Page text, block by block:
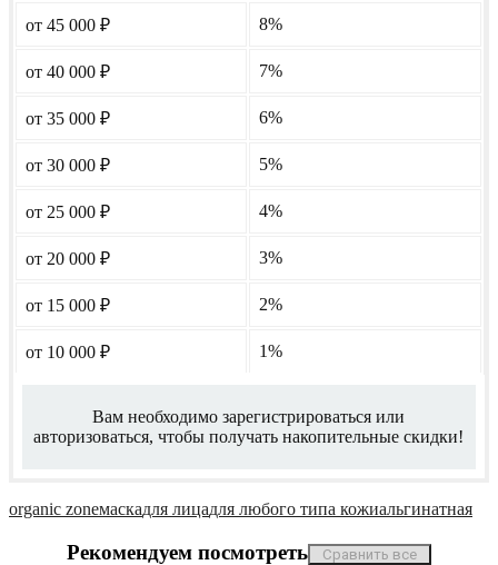
от 45 000 ₽ 8%
от 40 000 ₽ 7%
от 35 000 ₽ 6%
от 30 000 ₽ 5%
от 25 000 ₽ 4%
от 20 000 ₽ 3%
от 15 000 ₽ 2%
от 10 000 ₽ 1%
Вам необходимо зарегистрироваться или
авторизоваться, чтобы получать накопительные скидки!
organic zoneмаскадля лицадля любого типа кожиальгинатная
Рекомендуем посмотреть